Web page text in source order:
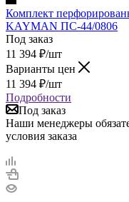
Комплект
KAYMAN ПС-44/0806
Под заказ
11 394 ₽/шт
Варианты цен
11 394 ₽/шт
Подробности
Под заказ
Наши менеджеры
условия заказа